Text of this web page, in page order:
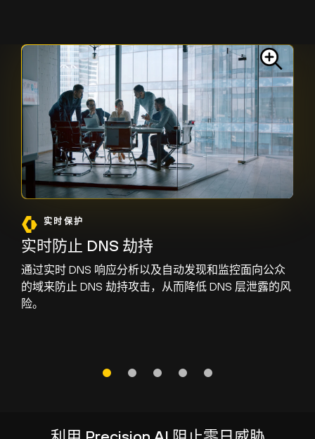
实时保护
实时防止 DNS 劫持
通过实时 DNS 响应分析以及自动发现和监控面向公众
的域来防止 DNS 劫持攻击，从而降低 DNS 层泄露的风
险。